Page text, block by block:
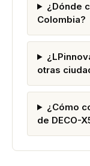
¿Dónde
Colombia?
otras
¿Cómo
de DECO-